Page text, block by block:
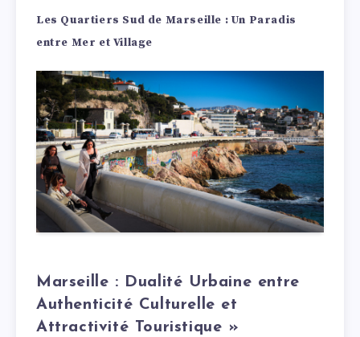
Les Quartiers Sud de Marseille : Un Paradis
entre Mer et Village
Marseille : Dualité Urbaine entre
Authenticité Culturelle et
Attractivité Touristique »